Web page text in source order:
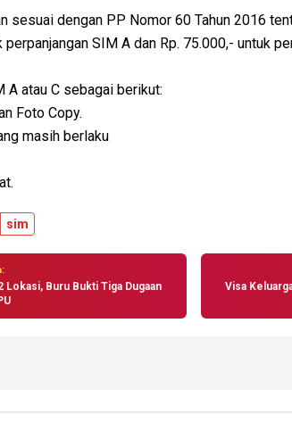
sesuai dengan PP Nomor 60 Tahun 2016
SIM A dan Rp. 75.000,- untuk
A atau C sebagai berikut:
Foto Copy.
masih berlaku
sim
Lokasi, Buru Bukti Tiga Dugaan
Visa